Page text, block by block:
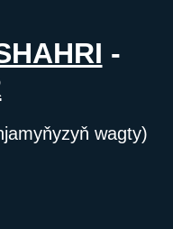
-
wagty)